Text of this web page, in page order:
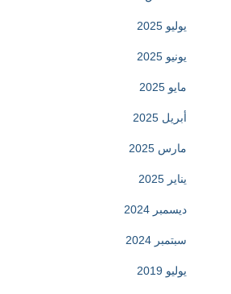
يوليو 2025
يونيو 2025
مايو 2025
أبريل 2025
مارس 2025
يناير 2025
ديسمبر 2024
سبتمبر 2024
يوليو 2019